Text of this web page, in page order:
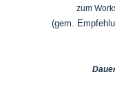
zum
(gem.